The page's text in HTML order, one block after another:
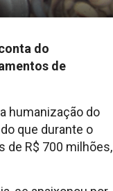
do
de
humanização do
que durante o
de R$ 700 milhões,